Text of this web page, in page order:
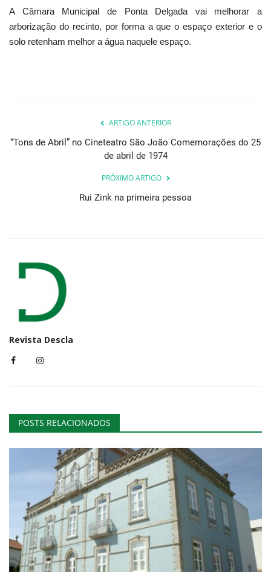
A Câmara Municipal de Ponta Delgada vai melhorar a
arborização do recinto, por forma a que o espaço exterior e o
solo retenham melhor a água naquele espaço.
ARTIGO ANTERIOR
“Tons de Abril” no Cineteatro São João Comemorações do 25
de abril de 1974
PRÓXIMO ARTIGO
Rui Zink na primeira pessoa
Revista Descla
POSTS RELACIONADOS